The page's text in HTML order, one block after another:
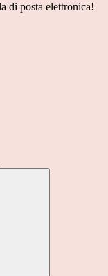
di posta elettronica!